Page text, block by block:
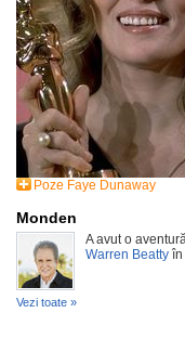
Poze Faye Dunaway
Monden
A avut o
Warren Beatty în
Vezi toate »